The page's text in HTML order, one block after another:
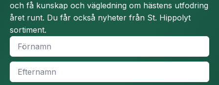
och få kunskap och vägledning om hästens utfodring
året runt. Du får också nyheter från St. Hippolyt
sortiment.
Namn
Efternamn